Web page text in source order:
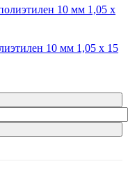
10 мм 1,05 х 15